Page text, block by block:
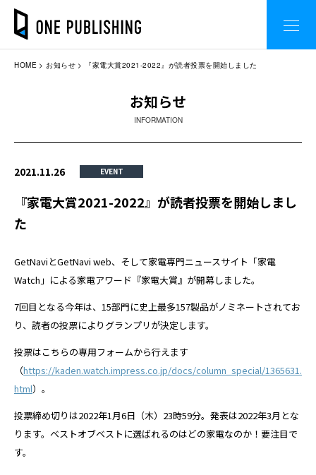
HOME お知らせ 『家電大賞2021-2022』が読者投票を開始しました
お知らせ
INFORMATION
2021.11.26 EVENT
『家電大賞2021-2022』が読者投票を開始しまし
た
GetNaviとGetNavi web、そして家電専門ニュースサイト「家電
Watch」による家電アワード『家電大賞』が開幕しました。
7回目となる今年は、15部門に史上最多157製品がノミネートされてお
り、読者の投票によりグランプリが決定します。
投票はこちらの専用フォームから行えます
（https://kaden.watch.impress.co.jp/docs/column_special/1365631.
html）。
投票締め切りは2022年1月6日（木）23時59分。発表は2022年3月とな
ります。ベストオブベストに選ばれるのはどの家電なのか！要注目で
す。